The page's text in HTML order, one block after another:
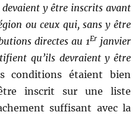
y être inscrits avant
ou ceux qui, sans y être
directes au 1Erjanvier
qu’ils devraient y être
conditions étaient bien
inscrit sur une liste
suffisant avec la